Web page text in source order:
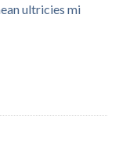
ultricies mi